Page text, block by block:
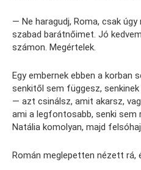
— Ne haragudj, Roma, csak
szabad barátnőimet. Jó
számon. Megértelek.
Egy embernek ebben a korban
senkitől sem függesz,
— azt csinálsz, amit akarsz,
ami a legfontosabb, senki
Natália komolyan, majd
Román meglepetten nézett rá,